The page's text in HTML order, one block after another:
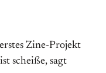
Zine-Projekt
scheiße, sagt